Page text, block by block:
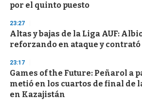
por el quinto puesto
23:27
Altas y bajas de la Liga AUF:
reforzando en ataque y
23:17
Games of the Future: Peñarol a
metió en los cuartos de final de
en Kazajistán